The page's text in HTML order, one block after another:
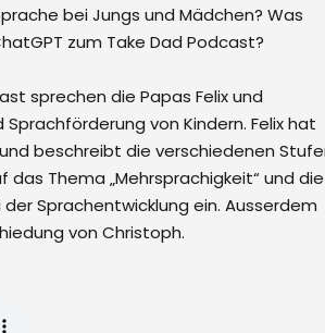
bei Jungs und Mädchen? Was
zum Take Dad Podcast?
sprechen die Papas Felix und
von Kindern. Felix hat
beschreibt die verschiedenen
Thema „Mehrsprachigkeit“ und die
Sprachentwicklung ein. Ausserdem
von Christoph.